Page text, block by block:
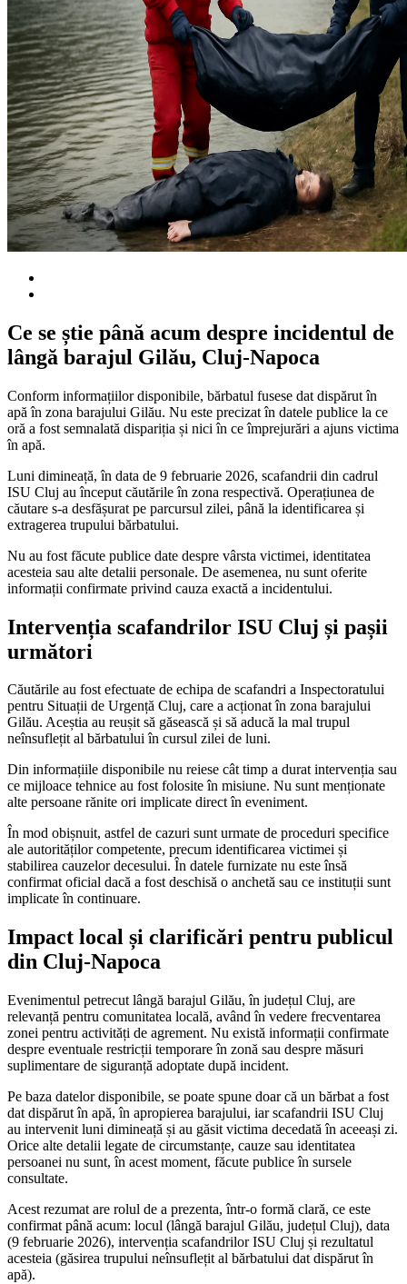
Ce se știe până acum despre incidentul de
lângă barajul Gilău, Cluj-Napoca
Conform informațiilor disponibile, bărbatul fusese dat dispărut în
apă în zona barajului Gilău. Nu este precizat în datele publice la ce
oră a fost semnalată dispariția și nici în ce împrejurări a ajuns victima
în apă.
Luni dimineață, în data de 9 februarie 2026, scafandrii din cadrul
ISU Cluj au început căutările în zona respectivă. Operațiunea de
căutare s-a desfășurat pe parcursul zilei, până la identificarea și
extragerea trupului bărbatului.
Nu au fost făcute publice date despre vârsta victimei, identitatea
acesteia sau alte detalii personale. De asemenea, nu sunt oferite
informații confirmate privind cauza exactă a incidentului.
Intervenția scafandrilor ISU Cluj și pașii
următori
Căutările au fost efectuate de echipa de scafandri a Inspectoratului
pentru Situații de Urgență Cluj, care a acționat în zona barajului
Gilău. Aceștia au reușit să găsească și să aducă la mal trupul
neînsuflețit al bărbatului în cursul zilei de luni.
Din informațiile disponibile nu reiese cât timp a durat intervenția sau
ce mijloace tehnice au fost folosite în misiune. Nu sunt menționate
alte persoane rănite ori implicate direct în eveniment.
În mod obișnuit, astfel de cazuri sunt urmate de proceduri specifice
ale autorităților competente, precum identificarea victimei și
stabilirea cauzelor decesului. În datele furnizate nu este însă
confirmat oficial dacă a fost deschisă o anchetă sau ce instituții sunt
implicate în continuare.
Impact local și clarificări pentru publicul
din Cluj-Napoca
Evenimentul petrecut lângă barajul Gilău, în județul Cluj, are
relevanță pentru comunitatea locală, având în vedere frecventarea
zonei pentru activități de agrement. Nu există informații confirmate
despre eventuale restricții temporare în zonă sau despre măsuri
suplimentare de siguranță adoptate după incident.
Pe baza datelor disponibile, se poate spune doar că un bărbat a fost
dat dispărut în apă, în apropierea barajului, iar scafandrii ISU Cluj
au intervenit luni dimineață și au găsit victima decedată în aceeași zi.
Orice alte detalii legate de circumstanțe, cauze sau identitatea
persoanei nu sunt, în acest moment, făcute publice în sursele
consultate.
Acest rezumat are rolul de a prezenta, într-o formă clară, ce este
confirmat până acum: locul (lângă barajul Gilău, județul Cluj), data
(9 februarie 2026), intervenția scafandrilor ISU Cluj și rezultatul
acesteia (găsirea trupului neînsuflețit al bărbatului dat dispărut în
apă).